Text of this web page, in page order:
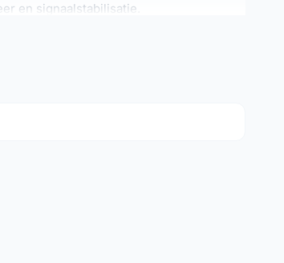
en signaalstabilisatie.
technische specificaties: